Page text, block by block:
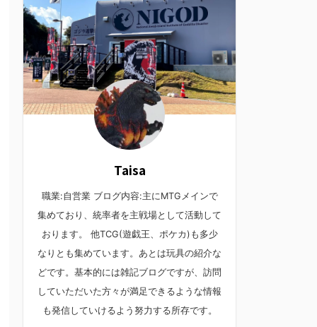
Taisa
職業:自営業 ブログ内容:主にMTGメインで
集めており、統率者を主戦場として活動して
おります。 他TCG(遊戯王、ポケカ)も多少
なりとも集めています。あとは玩具の紹介な
どです。基本的には雑記ブログですが、訪問
していただいた方々が満足できるような情報
も発信していけるよう努力する所存です。